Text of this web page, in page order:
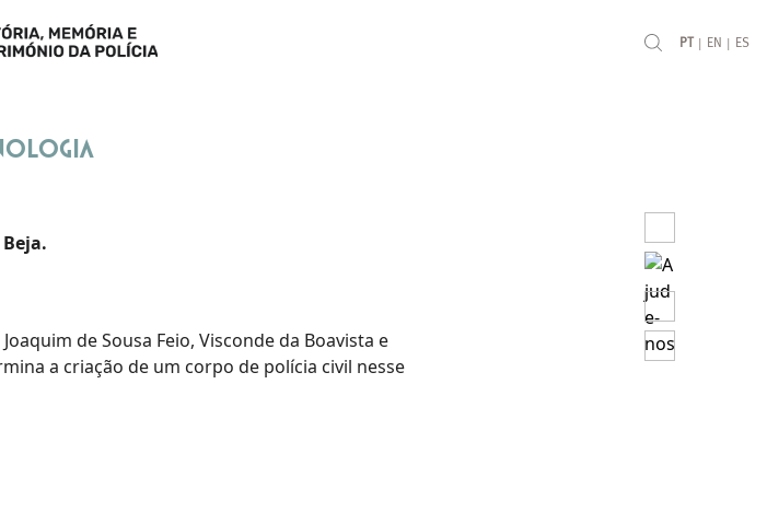
PT | EN | ES
de Sousa Feio, Visconde da Boavista e
a criação de um corpo de polícia civil nesse